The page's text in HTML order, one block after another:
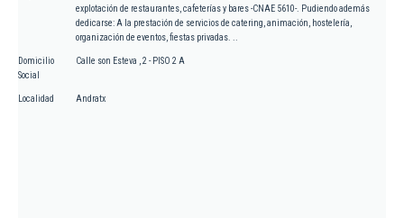
explotación de restaurantes, cafeterías y bares -CNAE 5610-. Pudiendo además
dedicarse: A la prestación de servicios de catering, animación, hostelería,
organización de eventos, fiestas privadas. ..
Domicilio
Social
Calle son Esteva , 2 - PISO 2 A
Localidad Andratx